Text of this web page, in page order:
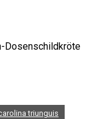
Dosenschildkröte
triunguis